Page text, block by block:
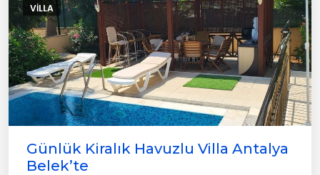
VILLA
Günlük Kiralık Havuzlu Villa Antalya
Belek’te